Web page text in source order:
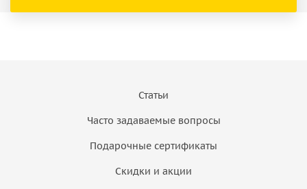
Статьи
Часто задаваемые вопросы
Подарочные сертификаты
Скидки и акции